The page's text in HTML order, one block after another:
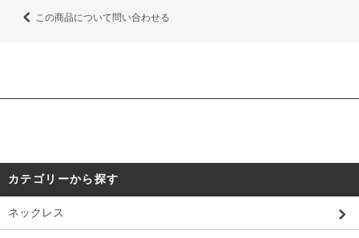
この商品について問い合わせる
カテゴリーから探す
ネックレス